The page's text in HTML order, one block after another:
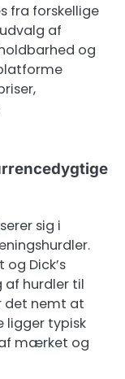
fra forskellige
af
og
sig i
Dick’s
af hurdler til
det nemt at
ligger typisk
mærket og